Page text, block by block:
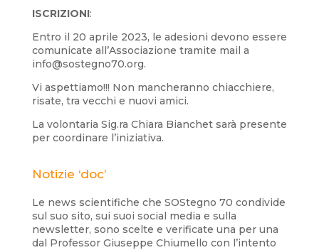
ISCRIZIONI:
Entro il 20 aprile 2023, le adesioni devono essere
comunicate all’Associazione tramite mail a
info@sostegno70.org.
Vi aspettiamo!!! Non mancheranno chiacchiere,
risate, tra vecchi e nuovi amici.
La volontaria Sig.ra Chiara Bianchet sarà presente
per coordinare l’iniziativa.
Notizie ‘doc’
Le news scientifiche che SOStegno 70 condivide
sul suo sito, sui suoi social media e sulla
newsletter, sono scelte e verificate una per una
dal Professor Giuseppe Chiumello con l’intento